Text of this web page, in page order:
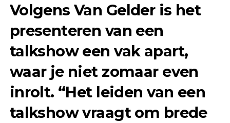
Volgens Van Gelder is het
presenteren van een
talkshow een vak apart,
waar je niet zomaar even
inrolt. “Het leiden van een
talkshow vraagt om brede